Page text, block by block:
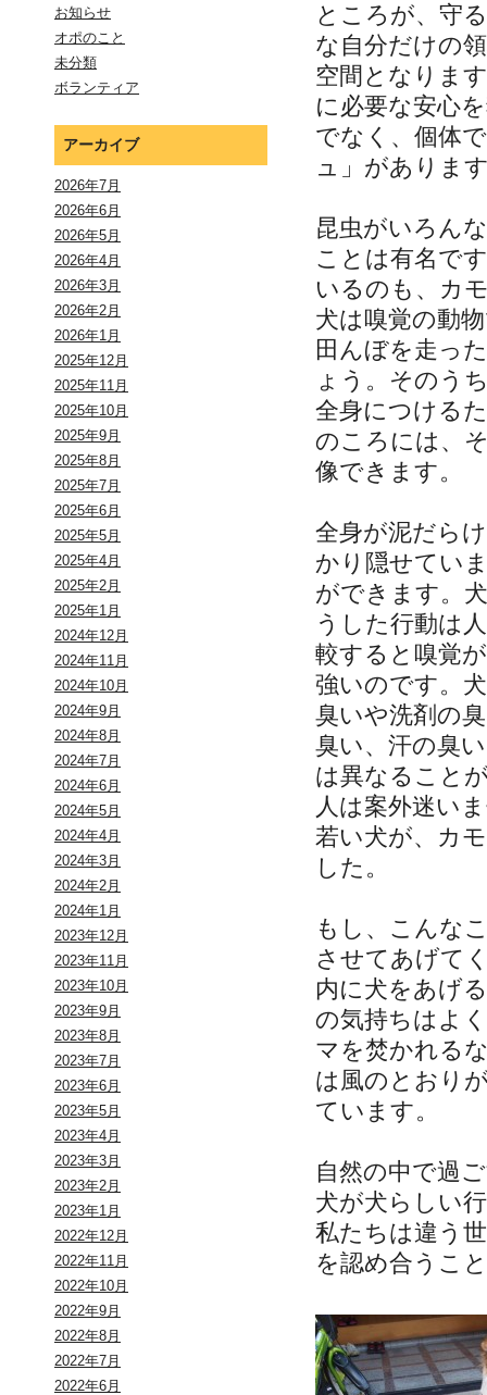
お知らせ
オポのこと
未分類
ボランティア
アーカイブ
2026年7月
2026年6月
2026年5月
2026年4月
2026年3月
2026年2月
2026年1月
2025年12月
2025年11月
2025年10月
2025年9月
2025年8月
2025年7月
2025年6月
2025年5月
2025年4月
2025年2月
2025年1月
2024年12月
2024年11月
2024年10月
2024年9月
2024年8月
2024年7月
2024年6月
2024年5月
2024年4月
2024年3月
2024年2月
2024年1月
2023年12月
2023年11月
2023年10月
2023年9月
2023年8月
2023年7月
2023年6月
2023年5月
2023年4月
2023年3月
2023年2月
2023年1月
2022年12月
2022年11月
2022年10月
2022年9月
2022年8月
2022年7月
2022年6月
ところが、守
な自分だけの
空間となりま
に必要な安心
でなく、個体
ュ」がありま
昆虫がいろん
ことは有名で
いるのも、カ
犬は嗅覚の動
田んぼを走っ
ょう。そのう
全身につける
のころには、
像できます。
全身が泥だら
かり隠せてい
ができます。
うした行動は
較すると嗅覚
強いのです。
臭いや洗剤の
臭い、汗の臭
は異なること
人は案外迷い
若い犬が、カ
した。
もし、こんな
させてあげて
内に犬をあげ
の気持ちはよ
マを焚かれる
は風のとおり
ています。
自然の中で過
犬が犬らしい
私たちは違う
を認め合うこ